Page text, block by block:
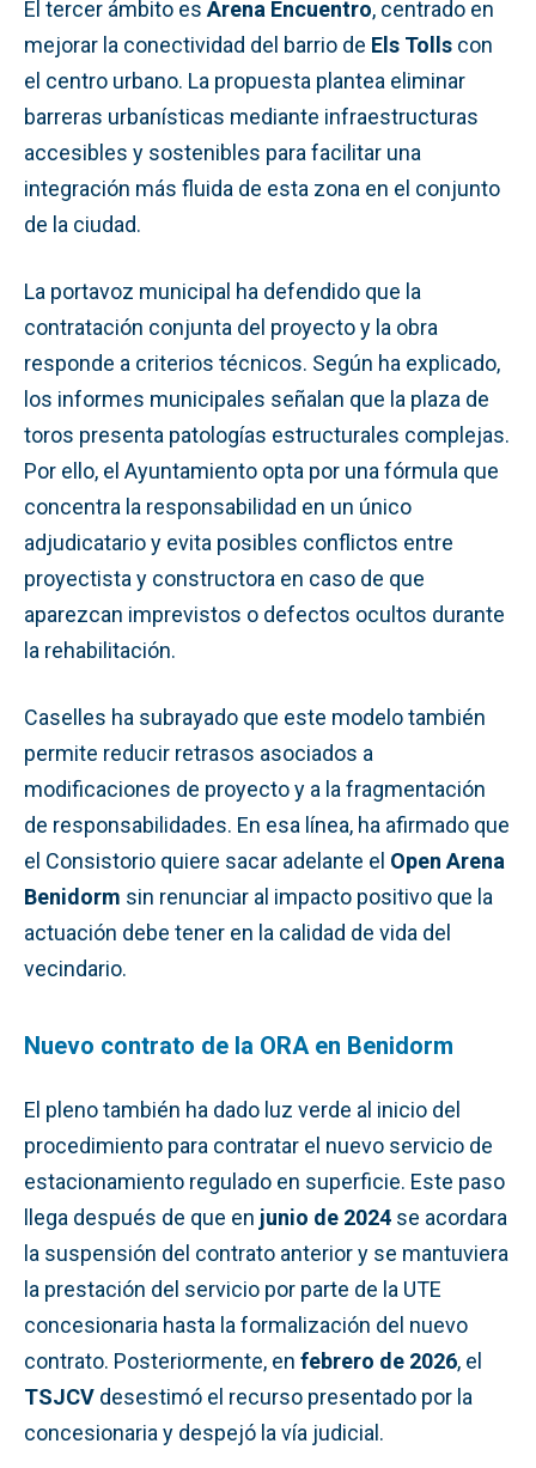
El tercer ámbito es Arena Encuentro, centrado en
mejorar la conectividad del barrio de Els Tolls con
el centro urbano. La propuesta plantea eliminar
barreras urbanísticas mediante infraestructuras
accesibles y sostenibles para facilitar una
integración más fluida de esta zona en el conjunto
de la ciudad.
La portavoz municipal ha defendido que la
contratación conjunta del proyecto y la obra
responde a criterios técnicos. Según ha explicado,
los informes municipales señalan que la plaza de
toros presenta patologías estructurales complejas.
Por ello, el Ayuntamiento opta por una fórmula que
concentra la responsabilidad en un único
adjudicatario y evita posibles conflictos entre
proyectista y constructora en caso de que
aparezcan imprevistos o defectos ocultos durante
la rehabilitación.
Caselles ha subrayado que este modelo también
permite reducir retrasos asociados a
modificaciones de proyecto y a la fragmentación
de responsabilidades. En esa línea, ha afirmado que
el Consistorio quiere sacar adelante el Open Arena
Benidorm sin renunciar al impacto positivo que la
actuación debe tener en la calidad de vida del
vecindario.
Nuevo contrato de la ORA en Benidorm
El pleno también ha dado luz verde al inicio del
procedimiento para contratar el nuevo servicio de
estacionamiento regulado en superficie. Este paso
llega después de que en junio de 2024 se acordara
la suspensión del contrato anterior y se mantuviera
la prestación del servicio por parte de la UTE
concesionaria hasta la formalización del nuevo
contrato. Posteriormente, en febrero de 2026, el
TSJCV desestimó el recurso presentado por la
concesionaria y despejó la vía judicial.